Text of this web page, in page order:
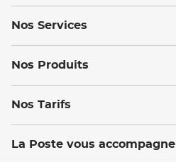
Nos Services
Nos Produits
Nos Tarifs
La Poste vous accompagne